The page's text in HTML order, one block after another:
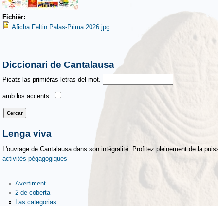
Fichièr:
Aficha Feltin Palas-Prima 2026.jpg
Diccionari de Cantalausa
Picatz las primièras letras del mot.
amb los accents :
Lenga viva
L'ouvrage de Cantalausa dans son intégralité. Profitez pleinement de la
activités pégagogiques
Avertiment
2 de coberta
Las categorias